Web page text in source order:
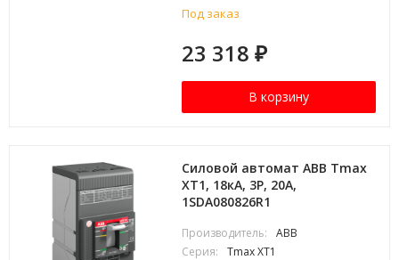
Под заказ
23 318₽
В корзину
Силовой автомат ABB Tmax
XT1, 18кА, 3P, 20А,
1SDA080826R1
Производитель:
ABB
Серия:
Tmax XT1